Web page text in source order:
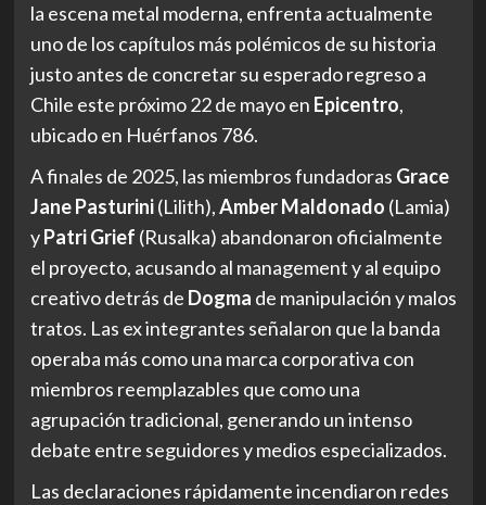
la escena metal moderna, enfrenta actualmente
uno de los capítulos más polémicos de su historia
justo antes de concretar su esperado regreso a
Chile este próximo 22 de mayo en Epicentro,
ubicado en Huérfanos 786.
A finales de 2025, las miembros fundadoras Grace
Jane Pasturini(Lilith),Amber Maldonado (Lamia)
yPatri Grief (Rusalka) abandonaron oficialmente
el proyecto, acusando al management y al equipo
creativo detrás de Dogma de manipulación y malos
tratos. Las ex integrantes señalaron que la banda
operaba más como una marca corporativa con
miembros reemplazables que como una
agrupación tradicional, generando un intenso
debate entre seguidores y medios especializados.
Las declaraciones rápidamente incendiaron redes